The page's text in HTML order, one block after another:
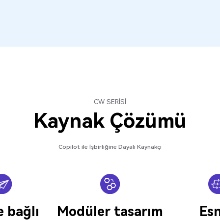
CW SERİSİ
Kaynak Çözümü
Copilot ile İşbirliğine Dayalı Kaynakçı
bağlı Modüler tasarım